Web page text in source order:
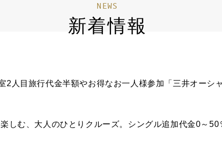
NEWS
新着情報
2人目旅行代金半額やお得なお一人様参加「三井オーシ
しむ、大人のひとりクルーズ。シングル追加代金0～50